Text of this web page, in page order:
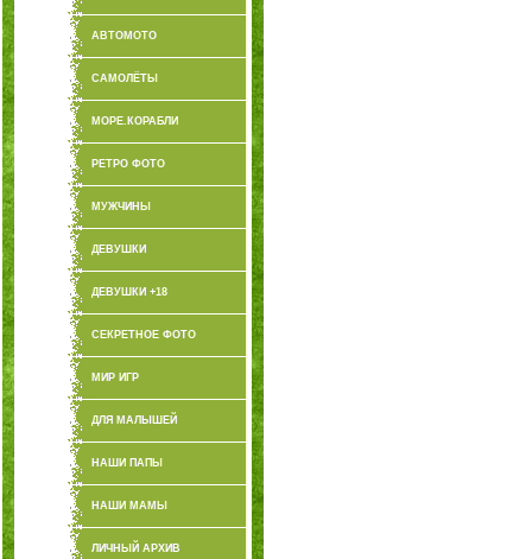
АВТОМОТО
САМОЛЁТЫ
МОРЕ.КОРАБЛИ
РЕТРО ФОТО
МУЖЧИНЫ
ДЕВУШКИ
ДЕВУШКИ +18
СЕКРЕТНОЕ ФОТО
МИР ИГР
ДЛЯ МАЛЫШЕЙ
НАШИ ПАПЫ
НАШИ МАМЫ
ЛИЧНЫЙ АРХИВ